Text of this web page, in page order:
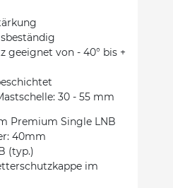
geeignet von - 40° bis +
30 - 55 mm
Premium Single LNB
40mm
(typ.)
im